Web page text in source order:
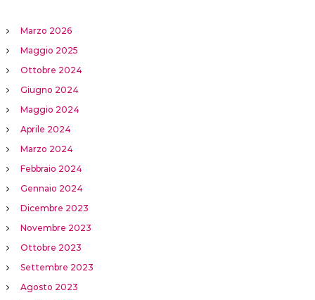
Marzo 2026
Maggio 2025
Ottobre 2024
Giugno 2024
Maggio 2024
Aprile 2024
Marzo 2024
Febbraio 2024
Gennaio 2024
Dicembre 2023
Novembre 2023
Ottobre 2023
Settembre 2023
Agosto 2023